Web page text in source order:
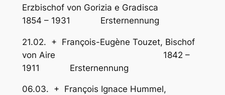
Erzbischof von Gorizia e Gradisca
1854 – 1931 Ersternennung
21.02. + François-Eugène Touzet, Bischof
von Aire 1842 –
1911 Ersternennung
06.03. + François Ignace Hummel,